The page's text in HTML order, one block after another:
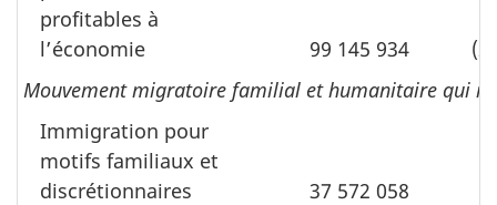
profitables à
lʼéconomie
99 145 934
Mouvement migratoire familial et humanitaire qui
Immigration pour
motifs familiaux et
discrétionnaires
37 572 058